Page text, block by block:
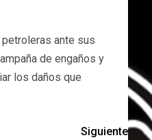
ante sus
de engaños y
los daños que
Siguiente